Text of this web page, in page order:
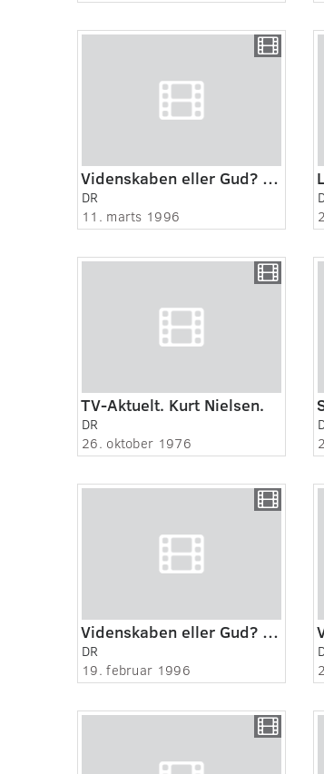
Videnskaben eller Gud? 6:8 - Claus Emmeche
DR
11. marts 1996
TV-Aktuelt. Kurt Nielsen.
DR
26. oktober 1976
Videnskaben eller Gud? 4:8 - Holger Bech Nielsen
DR
19. februar 1996